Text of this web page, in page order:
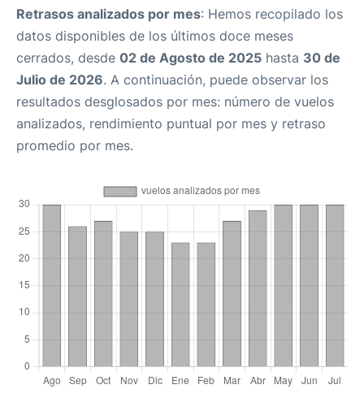
Retrasos analizados por mes: Hemos recopilado los
datos disponibles de los últimos doce meses
cerrados, desde 02 de Agosto de 2025 hasta 30 de
Julio de 2026. A continuación, puede observar los
resultados desglosados por mes: número de vuelos
analizados, rendimiento puntual por mes y retraso
promedio por mes.